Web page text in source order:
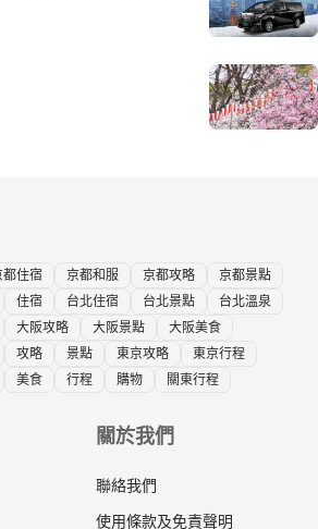
都住宿 京都和服 京都攻略
京都景點
住宿 台北住宿 台北景點
台北溫泉
大阪攻略 大阪景點
大阪美食
攻略 景點 東京攻略
東京行程
美食 行程 購物 關東行程
關於我們
聯絡我們
使用條款及免責聲明